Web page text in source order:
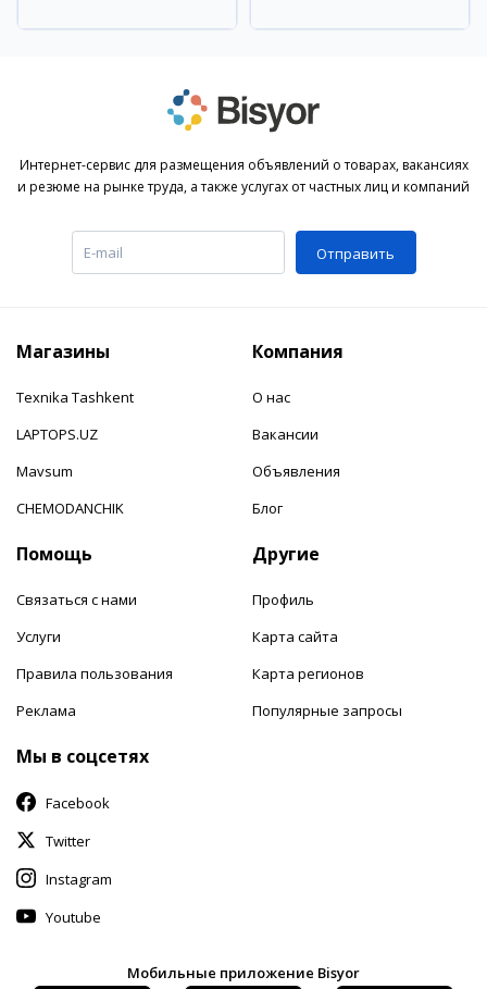
Интернет-сервис для размещения объявлений о товарах, вакансиях
и резюме на рынке труда, а также услугах от частных лиц и компаний
Отправить
Магазины
Texnika Tashkent
LAPTOPS.UZ
Mavsum
CHEMODANCHIK
Компания
О нас
Вакансии
Объявления
Блог
Помощь
Связаться с нами
Услуги
Правила пользования
Реклама
Другие
Профиль
Карта сайта
Карта регионов
Популярные запросы
Мы в соцсетях
Facebook
Twitter
Instagram
Youtube
Мобильные приложение Bisyor